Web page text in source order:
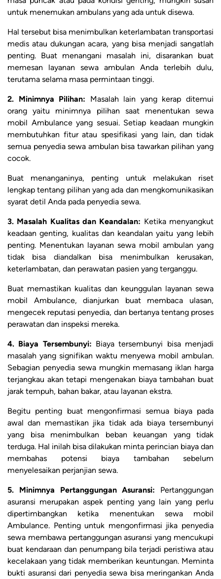
untuk menemukan ambulans yang ada untuk disewa.
Hal tersebut bisa menimbulkan keterlambatan transportasi
medis atau dukungan acara, yang bisa menjadi sangatlah
penting. Buat menangani masalah ini, disarankan buat
memesan layanan sewa ambulan Anda terlebih dulu,
terutama selama masa permintaan tinggi.
2. Minimnya Pilihan: Masalah lain yang kerap ditemui
orang yaitu minimnya pilihan saat menentukan sewa
mobil Ambulance yang sesuai. Setiap keadaan mungkin
membutuhkan fitur atau spesifikasi yang lain, dan tidak
semua penyedia sewa ambulan bisa tawarkan pilihan yang
cocok.
Buat menanganinya, penting untuk melakukan riset
lengkap tentang pilihan yang ada dan mengkomunikasikan
syarat detil Anda pada penyedia sewa.
3. Masalah Kualitas dan Keandalan: Ketika menyangkut
keadaan genting, kualitas dan keandalan yaitu yang lebih
penting. Menentukan layanan sewa mobil ambulan yang
tidak bisa diandalkan bisa menimbulkan kerusakan,
keterlambatan, dan perawatan pasien yang terganggu.
Buat memastikan kualitas dan keunggulan layanan sewa
mobil Ambulance, dianjurkan buat membaca ulasan,
mengecek reputasi penyedia, dan bertanya tentang proses
perawatan dan inspeksi mereka.
4. Biaya Tersembunyi: Biaya tersembunyi bisa menjadi
masalah yang signifikan waktu menyewa mobil ambulan.
Sebagian penyedia sewa mungkin memasang iklan harga
terjangkau akan tetapi mengenakan biaya tambahan buat
jarak tempuh, bahan bakar, atau layanan ekstra.
Begitu penting buat mengonfirmasi semua biaya pada
awal dan memastikan jika tidak ada biaya tersembunyi
yang bisa menimbulkan beban keuangan yang tidak
terduga. Hal inilah bisa dilakukan minta perincian biaya dan
membahas potensi biaya tambahan sebelum
menyelesaikan perjanjian sewa.
5. Minimnya Pertanggungan Asuransi: Pertanggungan
asuransi merupakan aspek penting yang lain yang perlu
dipertimbangkan ketika menentukan sewa mobil
Ambulance. Penting untuk mengonfirmasi jika penyedia
sewa membawa pertanggungan asuransi yang mencukupi
buat kendaraan dan penumpang bila terjadi peristiwa atau
kecelakaan yang tidak memberikan keuntungan. Meminta
bukti asuransi dari penyedia sewa bisa meringankan Anda